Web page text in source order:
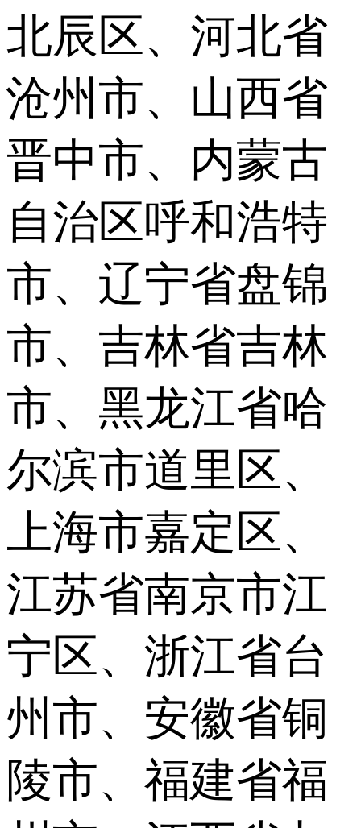
北辰区、河北省
沧州市、山西省
晋中市、内蒙古
自治区呼和浩特
市、辽宁省盘锦
市、吉林省吉林
市、黑龙江省哈
尔滨市道里区、
上海市嘉定区、
江苏省南京市江
宁区、浙江省台
州市、安徽省铜
陵市、福建省福